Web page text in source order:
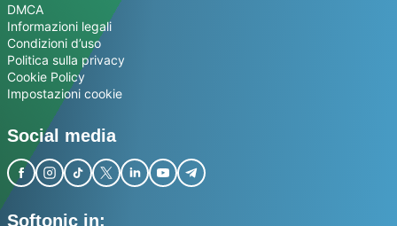
DMCA
Informazioni legali
Condizioni d’uso
Politica sulla privacy
Cookie Policy
Impostazioni cookie
Social media
Softonic in: